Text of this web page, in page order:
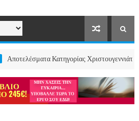
Κατηγορίας Χριστουγεννιάτικου